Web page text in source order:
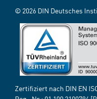
© 2026 DIN Deutsches
Zertifiziert nach DIN EN